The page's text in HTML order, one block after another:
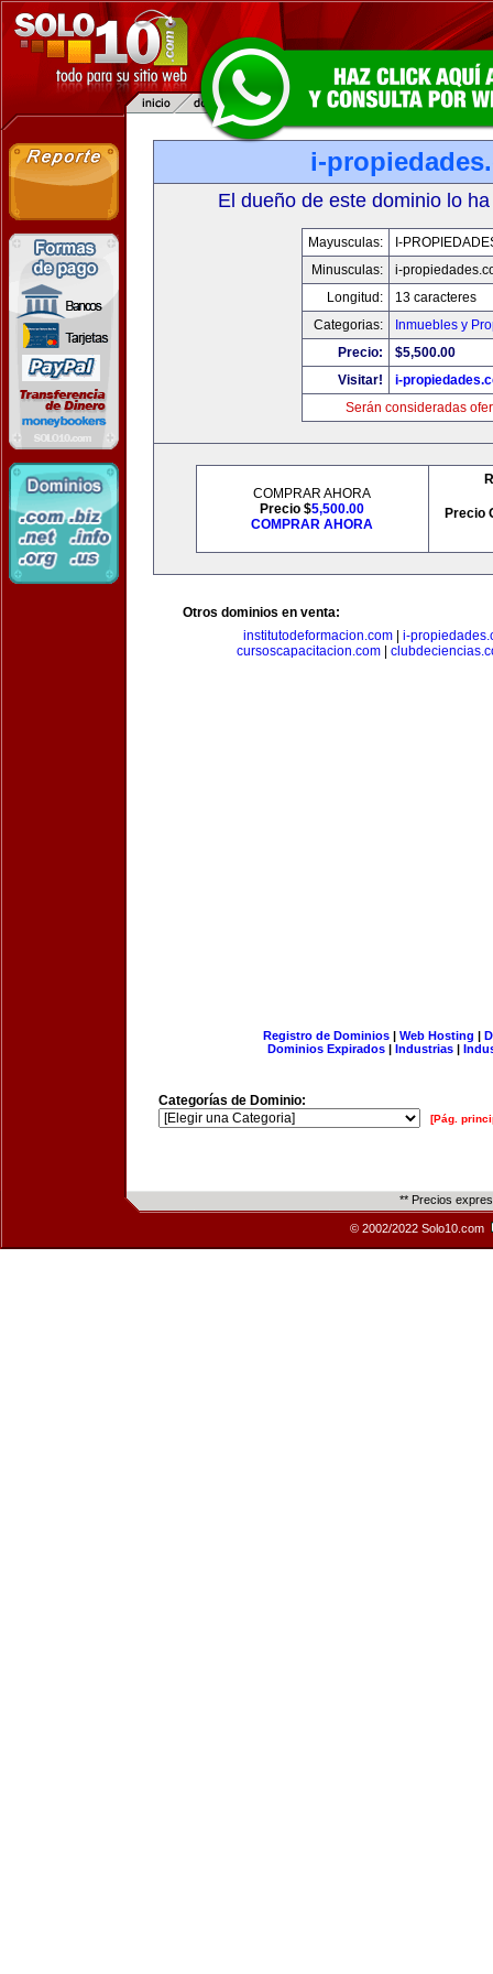
i-
El dueño de este dominio lo
Mayusculas:
I-
Minusculas:
i-
Longitud:
13 caracteres
Categorias:
Inmuebles y
Precio:
$5,500.00
Visitar!
i-
Serán consideradas
COMPRAR AHORA
Precio $5,500.00
COMPRAR AHORA
Precio
Otros dominios en venta:
institutodeformacion.com
i-
cursoscapacitacion.com|
Registro de Dominios| Web Hosting |
Dominios Expirados | Industrias |
Categorías de Dominio:
[Pág.
** Precios
© 2002/2022 Solo10.com